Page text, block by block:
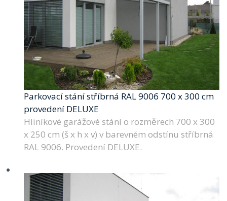
Parkovací stání stříbrná RAL 9006 700 x 300 cm
provedení DELUXE
Hliníkové garážové stání o rozměrech 700 x 300
x 250 cm (š x h x v) v barevném odstínu stříbrná
RAL 9006. Provedení DELUXE.